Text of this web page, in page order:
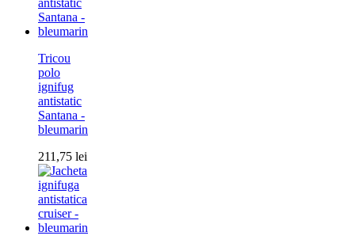
Tricou
polo
ignifug
antistatic
Santana -
bleumarin
211,75 lei